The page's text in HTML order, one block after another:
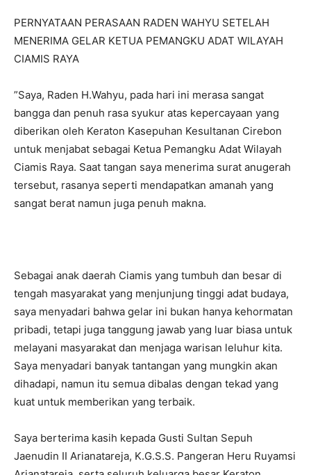
I WANT IN
I've read and accept thePrivacy Policy.
PERNYATAAN PERASAAN RADEN WAHYU SETELAH
MENERIMA GELAR KETUA PEMANGKU ADAT WILAYAH
CIAMIS RAYA
‎”Saya, Raden H.Wahyu, pada hari ini merasa sangat
bangga dan penuh rasa syukur atas kepercayaan yang
diberikan oleh Keraton Kasepuhan Kesultanan Cirebon
untuk menjabat sebagai Ketua Pemangku Adat Wilayah
Ciamis Raya. Saat tangan saya menerima surat anugerah
tersebut, rasanya seperti mendapatkan amanah yang
sangat berat namun juga penuh makna.
‎Sebagai anak daerah Ciamis yang tumbuh dan besar di
tengah masyarakat yang menjunjung tinggi adat budaya,
saya menyadari bahwa gelar ini bukan hanya kehormatan
pribadi, tetapi juga tanggung jawab yang luar biasa untuk
melayani masyarakat dan menjaga warisan leluhur kita.
Saya menyadari banyak tantangan yang mungkin akan
dihadapi, namun itu semua dibalas dengan tekad yang
kuat untuk memberikan yang terbaik.
‎Saya berterima kasih kepada Gusti Sultan Sepuh
Jaenudin II Arianatareja, K.G.S.S. Pangeran Heru Ruyamsi